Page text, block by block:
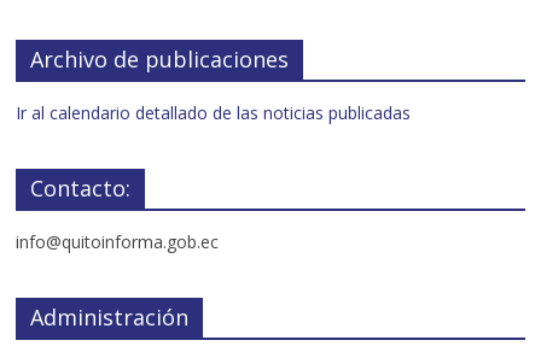
Archivo de publicaciones
Ir al calendario detallado de las noticias publicadas
Contacto:
info@quitoinforma.gob.ec
Administración